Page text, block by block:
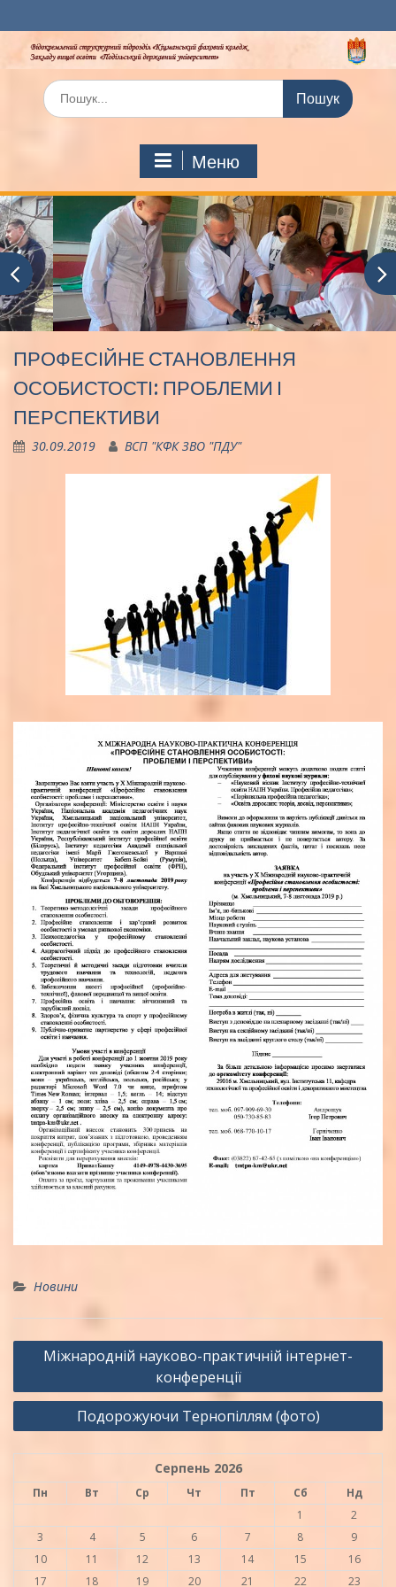
до
вмісту
Шукати:
Меню
ПРОФЕСІЙНЕ СТАНОВЛЕННЯ
ОСОБИСТОСТІ: ПРОБЛЕМИ І
ПЕРСПЕКТИВИ
30.09.2019 ВСП "КФК ЗВО "ПДУ"
Новини
Навігація
Міжнародній науково-практичній інтернет-
конференції
Подорожуючи Тернопіллям (фото)
Серпень 2026
Пн Вт Ср Чт Пт Сб
Нд
1
2
3
4 5 6 7 8
9
10
11 12 13 14 15
16
17
18 19 20 21 22 23